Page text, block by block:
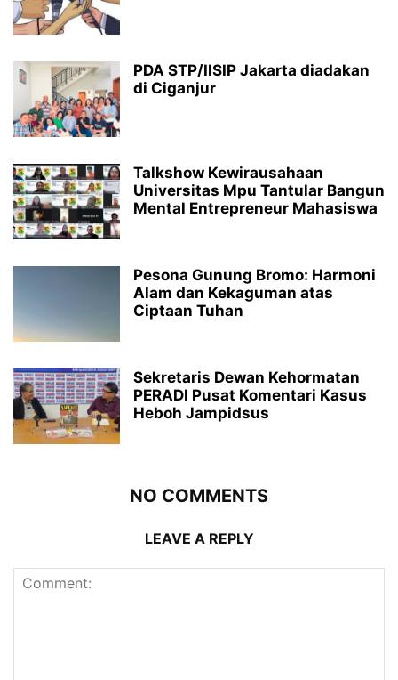
PDA STP/IISIP Jakarta diadakan
di Ciganjur
Talkshow Kewirausahaan
Universitas Mpu Tantular Bangun
Mental Entrepreneur Mahasiswa
Pesona Gunung Bromo: Harmoni
Alam dan Kekaguman atas
Ciptaan Tuhan
Sekretaris Dewan Kehormatan
PERADI Pusat Komentari Kasus
Heboh Jampidsus
NO COMMENTS
LEAVE A REPLY